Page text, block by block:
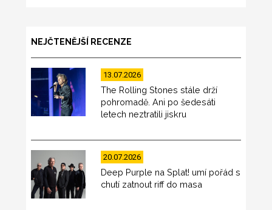
NEJČTENĚJŠÍ RECENZE
13.07.2026
The Rolling Stones stále drží
pohromadě. Ani po šedesáti
letech neztratili jiskru
20.07.2026
Deep Purple na Splat! umí pořád s
chutí zatnout riff do masa